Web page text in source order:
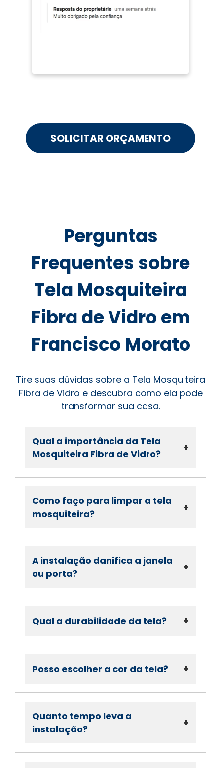
SOLICITAR ORÇAMENTO
Perguntas
Frequentes sobre
Tela Mosquiteira
Fibra de Vidro em
Francisco Morato
Tire suas dúvidas sobre a Tela Mosquiteira
Fibra de Vidro e descubra como ela pode
transformar sua casa.
Qual a importância da Tela
Mosquiteira Fibra de Vidro?
+
Como faço para limpar a tela
mosquiteira?
+
A instalação danifica a janela
ou porta?
+
Qual a durabilidade da tela? +
Posso escolher a cor da tela? +
Quanto tempo leva a
instalação?
+